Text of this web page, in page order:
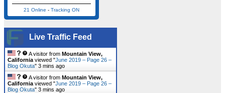
21 Online - Tracking ON
Live Traffic Feed
A visitor from Mountain View,
California viewed "June 2019 – Page 26 –
Blog Okuta" 3 mins ago
A visitor from Mountain View,
California viewed "June 2019 – Page 26 –
Blog Okuta" 3 mins ago